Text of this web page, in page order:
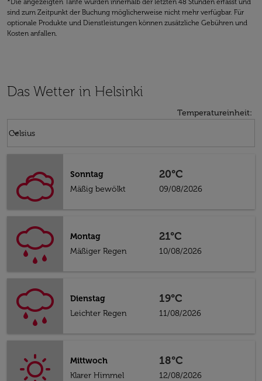
*Die angezeigten Tarife wurden innerhalb der letzten 48 Stunden erfasst und
sind zum Zeitpunkt der Buchung möglicherweise nicht mehr verfügbar. Für
optionale Produkte und Dienstleistungen können zusätzliche Gebühren und
Kosten anfallen.
Das Wetter in Helsinki
Temperatureinheit:
Celsius
keyboard_arrow_down
Sonntag
Mäßig bewölkt
20°C
09/08/2026
Montag
Mäßiger Regen
21°C
10/08/2026
Dienstag
Leichter Regen
19°C
11/08/2026
Mittwoch
Klarer Himmel
18°C
12/08/2026